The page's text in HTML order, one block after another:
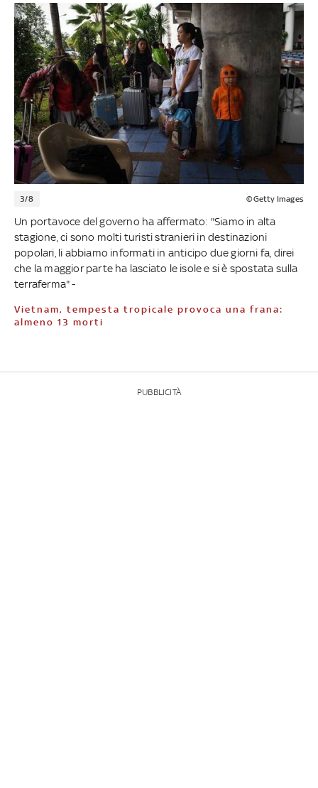
3/8 ©Getty Images
Un portavoce del governo ha affermato: "Siamo in alta
stagione, ci sono molti turisti stranieri in destinazioni
popolari, li abbiamo informati in anticipo due giorni fa, direi
che la maggior parte ha lasciato le isole e si è spostata sulla
terraferma" -
Vietnam, tempesta tropicale provoca una frana:
almeno 13 morti
PUBBLICITÀ